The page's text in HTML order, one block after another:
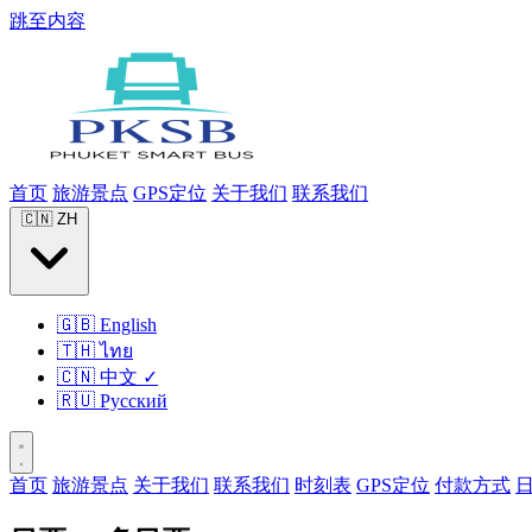
跳至内容
首页 旅游景点 GPS定位 关于我们 联系我们
🇨🇳 ZH
🇬🇧 English
🇹🇭 ไทย
🇨🇳 中文 ✓
🇷🇺 Русский
首页 旅游景点 关于我们 联系我们 时刻表 GPS定位 付款方式